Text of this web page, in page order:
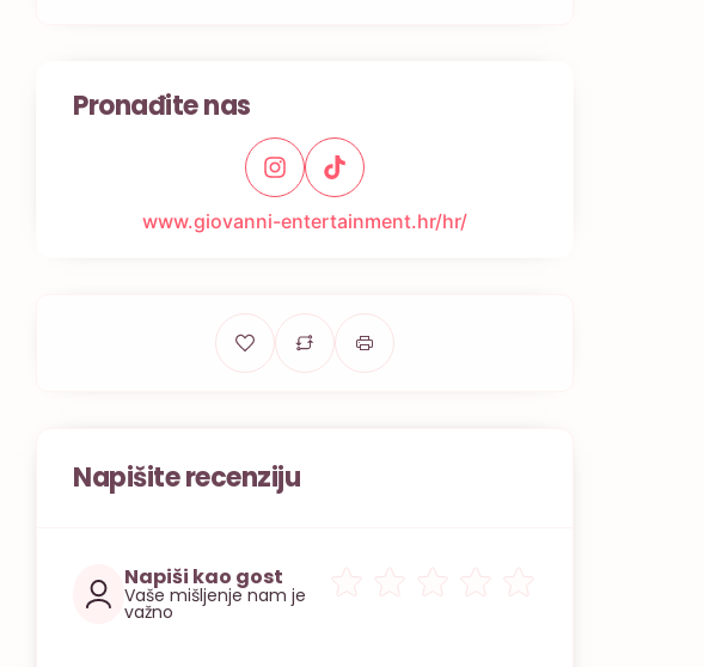
Pronađite nas
www.giovanni-entertainment.hr/hr/
Napišite recenziju
Napiši kao gost
Vaše mišljenje nam je
važno